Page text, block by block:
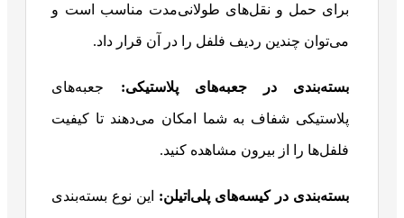
برای حمل و نقل‌های طولانی‌مدت مناسب است و
می‌توان چندین ردیف فلفل را در آن قرار داد.
بسته‌بندی در جعبه‌های پلاستیکی: جعبه‌های
پلاستیکی شفاف به شما امکان می‌دهند تا کیفیت
فلفل‌ها را از بیرون مشاهده کنید.
بسته‌بندی در کیسه‌های پلی‌اتیلن: این نوع بسته‌بندی